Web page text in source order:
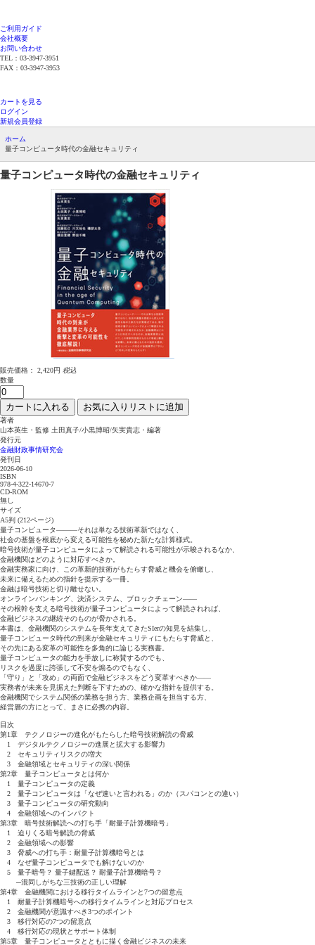
ご利用ガイド
会社概要
お問い合わせ
TEL：03-3947-3951
FAX：03-3947-3953
カートを見る
ログイン
新規会員登録
ホーム
量子コンピュータ時代の金融セキュリティ
量子コンピュータ時代の金融セキュリティ
販売価格： 2,420円 税込
数量
カートに入れる お気に入りリストに追加
著者
山本英生・監修 土田真子/小黒博昭/矢実貴志・編著
発行元
金融財政事情研究会
発刊日
2026-06-10
ISBN
978-4-322-14670-7
CD-ROM
無し
サイズ
A5判 (212ページ)
量子コンピュータ―――それは単なる技術革新ではなく、
社会の基盤を根底から変える可能性を秘めた新たな計算様式。
暗号技術が量子コンピュータによって解読される可能性が示唆されるなか、
金融機関はどのように対応すべきか。
金融実務家に向け、この革新的技術がもたらす脅威と機会を俯瞰し、
未来に備えるための指針を提示する一冊。
金融は暗号技術と切り離せない。
オンラインバンキング、決済システム、ブロックチェーン――
その根幹を支える暗号技術が量子コンピュータによって解読されれば、
金融ビジネスの継続そのものが脅かされる。
本書は、金融機関のシステムを長年支えてきたSIerの知見を結集し、
量子コンピュータ時代の到来が金融セキュリティにもたらす脅威と、
その先にある変革の可能性を多角的に論じる実務書。
量子コンピュータの能力を手放しに称賛するのでも、
リスクを過度に誇張して不安を煽るのでもなく、
「守り」と「攻め」の両面で金融ビジネスをどう変革すべきか――
実務者が未来を見据えた判断を下すための、確かな指針を提供する。
金融機関でシステム関係の業務を担う方、業務企画を担当する方、
経営層の方にとって、まさに必携の内容。
目次
第1章 テクノロジーの進化がもたらした暗号技術解読の脅威
1 デジタルテクノロジーの進展と拡大する影響力
2 セキュリティリスクの増大
3 金融領域とセキュリティの深い関係
第2章 量子コンピュータとは何か
1 量子コンピュータの定義
2 量子コンピュータは「なぜ速いと言われる」のか（スパコンとの違い）
3 量子コンピュータの研究動向
4 金融領域へのインパクト
第3章 暗号技術解読への打ち手「耐量子計算機暗号」
1 迫りくる暗号解読の脅威
2 金融領域への影響
3 脅威への打ち手：耐量子計算機暗号とは
4 なぜ量子コンピュータでも解けないのか
5 量子暗号？ 量子鍵配送？ 耐量子計算機暗号？
─混同しがちな三技術の正しい理解
第4章 金融機関における移行タイムラインと7つの留意点
1 耐量子計算機暗号への移行タイムラインと対応プロセス
2 金融機関が意識すべき3つのポイント
3 移行対応の7つの留意点
4 移行対応の現状とサポート体制
第5章 量子コンピュータとともに描く金融ビジネスの未来